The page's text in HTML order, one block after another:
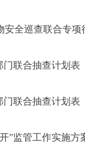
安全巡查联合专项
联合抽查计划表
联合抽查计划表
”监管工作实施方